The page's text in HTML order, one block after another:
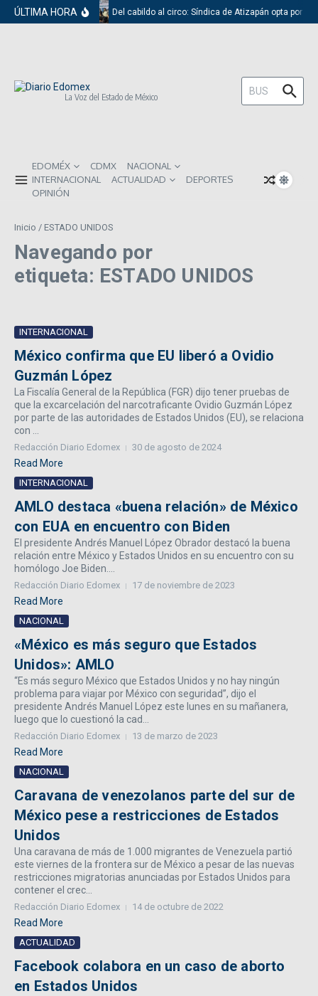
Saltar al contenido
ÚLTIMA HORA Del cabildo al circo: Síndica de Atizapán opta por
La Voz del Estado de México
Buscar:
EDOMÉX CDMX
NACIONAL
INTERNACIONAL
ACTUALIDAD
DEPORTES
OPINIÓN
Inicio / ESTADO UNIDOS
Navegando por
etiqueta: ESTADO UNIDOS
INTERNACIONAL
México confirma que EU liberó a Ovidio
Guzmán López
La Fiscalía General de la República (FGR) dijo tener pruebas de
que la excarcelación del narcotraficante Ovidio Guzmán López
por parte de las autoridades de Estados Unidos (EU), se relaciona
con ...
Redacción Diario Edomex 30 de agosto de 2024
Read More
INTERNACIONAL
AMLO destaca «buena relación» de México
con EUA en encuentro con Biden
El presidente Andrés Manuel López Obrador destacó la buena
relación entre México y Estados Unidos en su encuentro con su
homólogo Joe Biden....
Redacción Diario Edomex 17 de noviembre de 2023
Read More
NACIONAL
«México es más seguro que Estados
Unidos»: AMLO
“Es más seguro México que Estados Unidos y no hay ningún
problema para viajar por México con seguridad”, dijo el
presidente Andrés Manuel López este lunes en su mañanera,
luego que lo cuestionó la cad...
Redacción Diario Edomex 13 de marzo de 2023
Read More
NACIONAL
Caravana de venezolanos parte del sur de
México pese a restricciones de Estados
Unidos
Una caravana de más de 1.000 migrantes de Venezuela partió
este viernes de la frontera sur de México a pesar de las nuevas
restricciones migratorias anunciadas por Estados Unidos para
contener el crec...
Redacción Diario Edomex 14 de octubre de 2022
Read More
ACTUALIDAD
Facebook colabora en un caso de aborto
en Estados Unidos